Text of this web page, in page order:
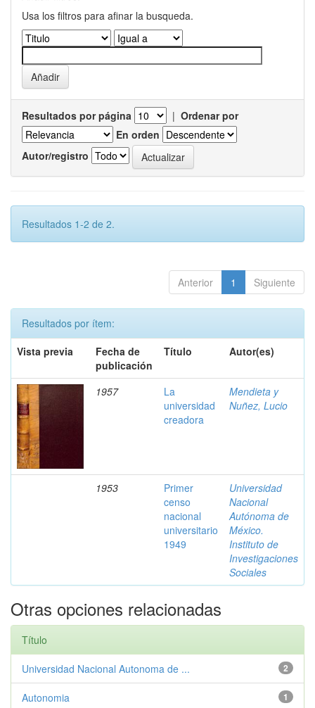
Usa los filtros para afinar la busqueda.
Resultados por página | Ordenar por
En orden
Autor/registro
Resultados 1-2 de 2.
Anterior 1 Siguiente
Resultados por ítem:
Vista previa
Fecha de
publicación
Título Autor(es)
1957
La
universidad
creadora
Mendieta y
Nuñez, Lucio
1953
Primer
censo
nacional
universitario
1949
Universidad
Nacional
Autónoma de
México.
Instituto de
Investigaciones
Sociales
Otras opciones relacionadas
Título
2
Universidad Nacional Autonoma de ...
1
Autonomia